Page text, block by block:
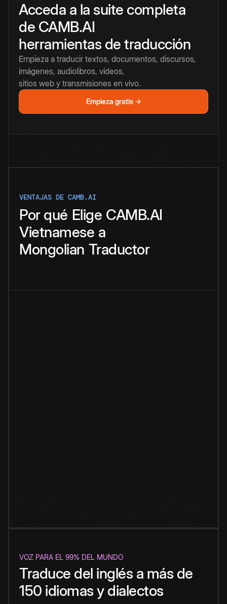
Acceda a la suite completa
de CAMB.AI
herramientas de traducción
Empieza a traducir textos, documentos, discursos,
imágenes, audiolibros, vídeos,
sitios web y transmisiones en vivo.
Empieza gratis →
VENTAJAS DE CAMB.AI
Por qué Elige CAMB.AI
Vietnamese a
Mongolian Traductor
VOZ PARA EL 99% DEL MUNDO
Traduce del inglés a más de
150 idiomas y dialectos